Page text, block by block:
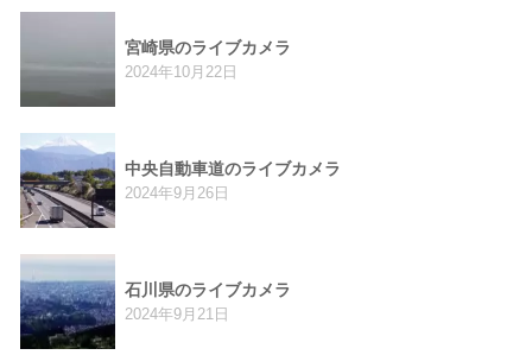
宮崎県のライブカメラ
2024年10月22日
中央自動車道のライブカメラ
2024年9月26日
石川県のライブカメラ
2024年9月21日